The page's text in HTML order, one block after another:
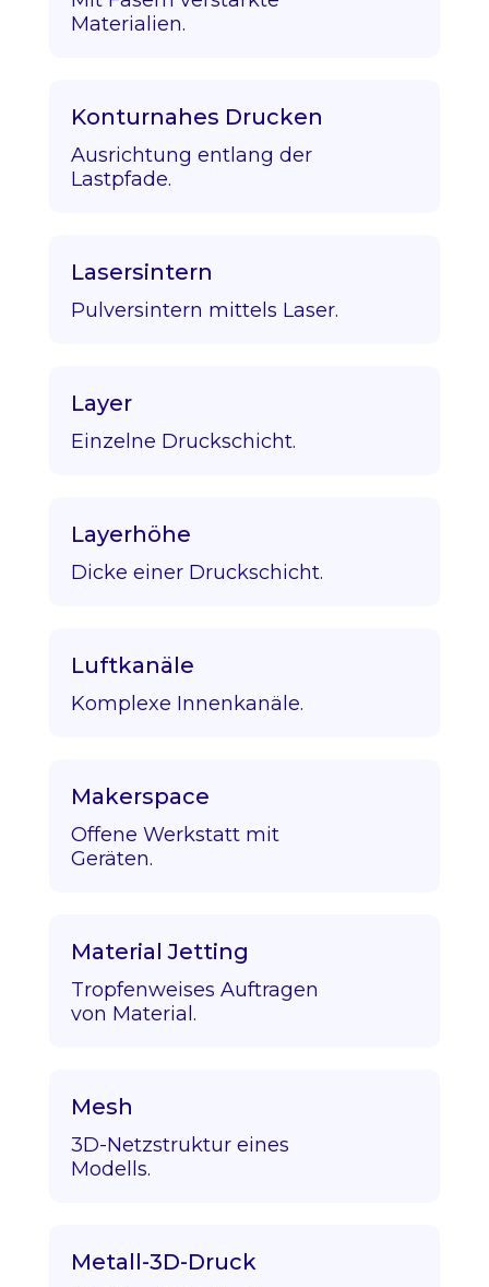
Materialien.
Konturnahes Drucken
Ausrichtung entlang der
Lastpfade.
Lasersintern
Pulversintern mittels Laser.
Layer
Einzelne Druckschicht.
Layerhöhe
Dicke einer Druckschicht.
Luftkanäle
Komplexe Innenkanäle.
Makerspace
Offene Werkstatt mit
Geräten.
Material Jetting
Tropfenweises Auftragen
von Material.
Mesh
3D-Netzstruktur eines
Modells.
Metall-3D-Druck